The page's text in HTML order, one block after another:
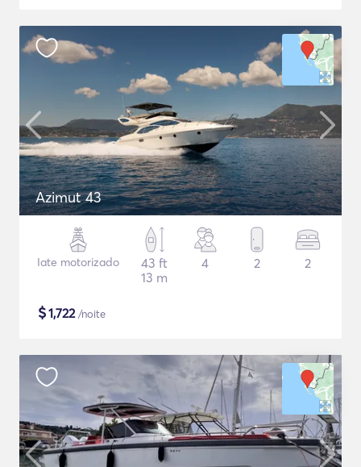
Azimut 43
Iate motorizado
43 ft
13 m
4 2 2
$1,722/noite